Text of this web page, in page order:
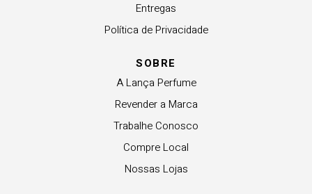
Entregas
Política de Privacidade
SOBRE
A Lança Perfume
Revender a Marca
Trabalhe Conosco
Compre Local
Nossas Lojas